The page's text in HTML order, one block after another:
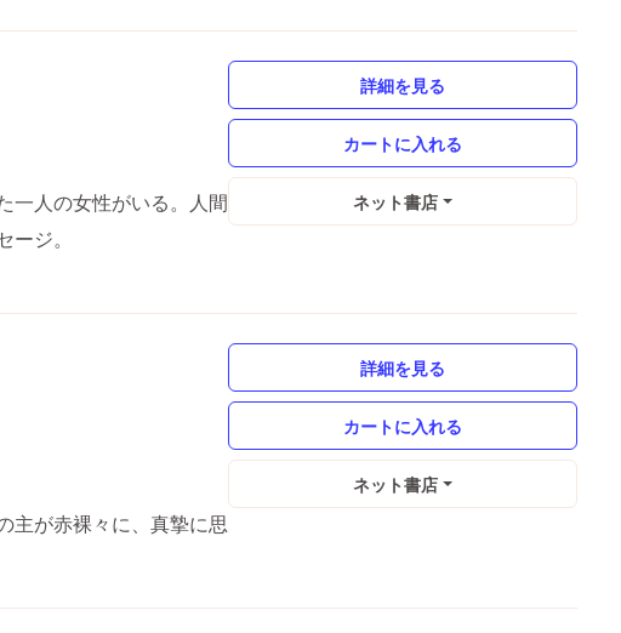
一人の女性がいる。人間
ジ。
詳細を見る
ネット書店
主が赤裸々に、真摯に思
詳細を見る
ネット書店